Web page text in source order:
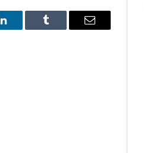
LinkedIn Tumblr
E-